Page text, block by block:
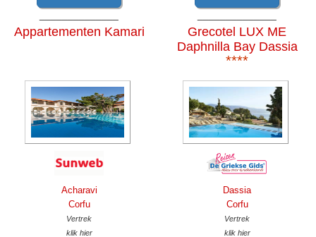
Appartementen Kamari
Acharavi
Corfu
Vertrek
klik hier
Grecotel LUX ME
Daphnilla Bay Dassia
****
Dassia
Corfu
Vertrek
klik hier